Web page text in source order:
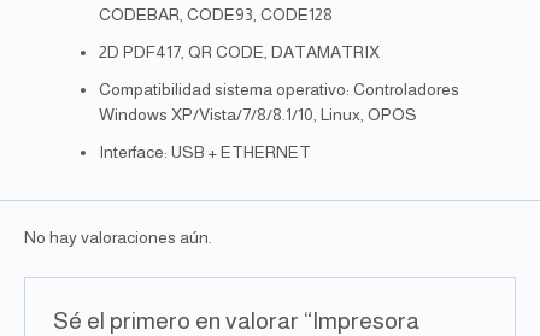
CODEBAR, CODE93, CODE128
2D PDF417, QR CODE, DATAMATRIX
Compatibilidad sistema operativo: Controladores
Windows XP/Vista/7/8/8.1/10, Linux, OPOS
Interface: USB + ETHERNET
No hay valoraciones aún.
Sé el primero en valorar “Impresora